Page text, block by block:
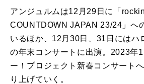
アンジュルムは12月29日に「
COUNTDOWN JAPAN 23/24」へ
いるほか、12月30日、31日にはハ
の年末コンサートに出演。2023年
ー！プロジェクト新春コンサート
り上げていく。